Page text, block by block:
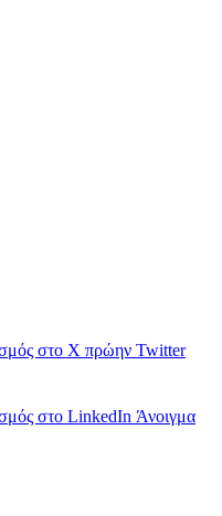
στο X πρώην Twitter
στο LinkedIn Άνοιγμα